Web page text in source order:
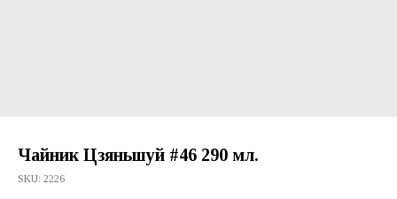
Чайник Цзяньшуй #46 290 мл.
SKU: 2226